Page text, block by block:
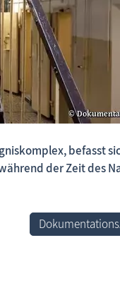
befasst
der Zeit des